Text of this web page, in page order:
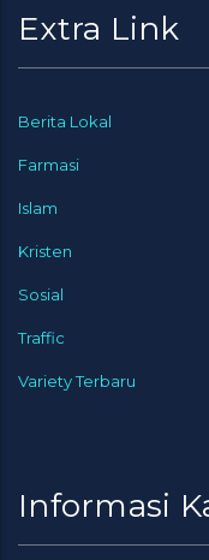
Extra Link
Berita Lokal
Farmasi
Islam
Kristen
Sosial
Traffic
Variety Terbaru
Informasi